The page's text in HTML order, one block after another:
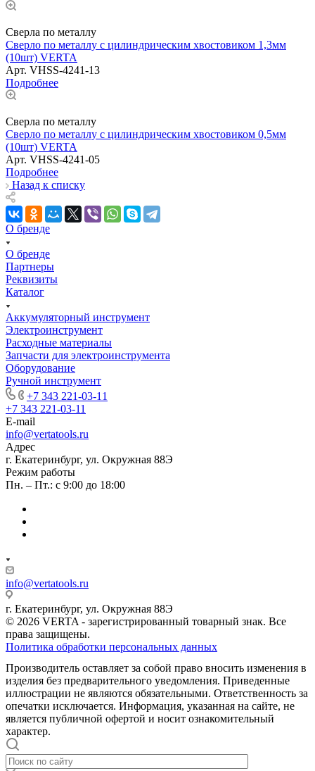
Сверла по металлу
Сверло по металлу с цилиндрическим хвостовиком 1,3мм
(10шт) VERTA
Арт. VHSS-4241-13
Подробнее
Сверла по металлу
Сверло по металлу с цилиндрическим хвостовиком 0,5мм
(10шт) VERTA
Арт. VHSS-4241-05
Подробнее
Назад к списку
О бренде
О бренде
Партнеры
Реквизиты
Каталог
Аккумуляторный инструмент
Электроинструмент
Расходные материалы
Запчасти для электроинструмента
Оборудование
Ручной инструмент
+7 343 221-03-11
+7 343 221-03-11
E-mail
info@vertatools.ru
Адрес
г. Екатеринбург, ул. Окружная 88Э
Режим работы
Пн. – Пт.: с 9:00 до 18:00
info@vertatools.ru
г. Екатеринбург, ул. Окружная 88Э
© 2026 VERTA - зарегистрированный товарный знак. Все
права защищены.
Политика обработки персональных данных
Производитель оставляет за собой право вносить изменения в
изделия без предварительного уведомления. Приведенные
иллюстрации не являются обязательными. Ответственность за
опечатки исключается. Информация, указанная на сайте, не
является публичной офертой и носит ознакомительный
характер.